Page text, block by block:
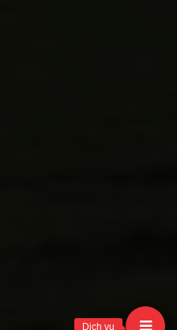
Dịch vụ